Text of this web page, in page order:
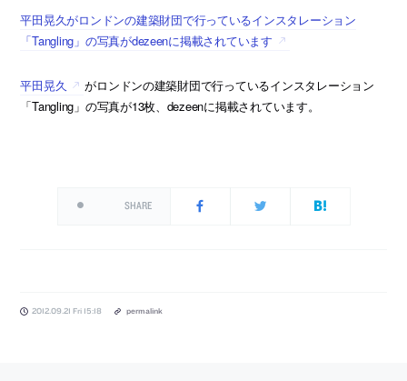
平田晃久がロンドンの建築財団で行っているインスタレーション
「Tangling」の写真がdezeenに掲載されています
平田晃久
がロンドンの建築財団で行っているインスタレーション
「Tangling」の写真が13枚、dezeenに掲載されています。
SHARE
2012.09.21 Fri 15:18 permalink